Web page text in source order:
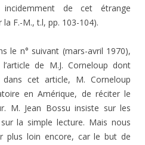
de cet étrange
la F.-M., t.l, pp. 103-104).
n° suivant (mars-avril 1970),
de M.J. Corneloup dont
cet article, M. Corneloup
en Amérique, de réciter le
M. Jean Bossu insiste sur les
la simple lecture. Mais nous
plus loin encore, car le but de